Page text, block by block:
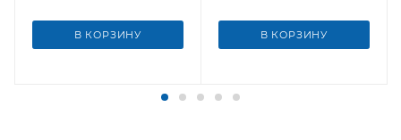
В КОРЗИНУ В КОРЗИНУ